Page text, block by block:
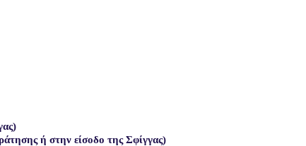
ή στην είσοδο της Σφίγγας)